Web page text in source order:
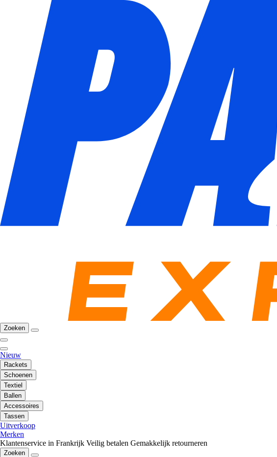
Zoeken
Nieuw
Rackets
Schoenen
Textiel
Ballen
Accessoires
Tassen
Uitverkoop
Merken
Klantenservice in Frankrijk Veilig betalen Gemakkelijk retourneren
Zoeken